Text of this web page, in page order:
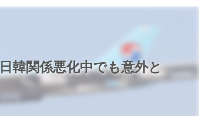
韓関係悪化中でも意外と